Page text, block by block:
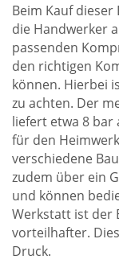
Beim Kauf
die Handwerker
passenden
den richtigen
können. Hierbei
zu achten. Der
liefert etwa 8 bar
für den
verschiedene
zudem über ein
und können
Werkstatt ist der
vorteilhafter.
Druck.